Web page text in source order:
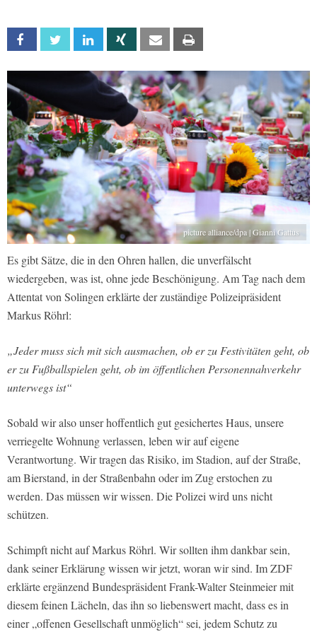
Facebook Twitter Linkedin Xing Email
picture alliance/dpa | Gianni Gattus
Es gibt Sätze, die in den Ohren hallen, die unverfälscht
wiedergeben, was ist, ohne jede Beschönigung. Am Tag nach dem
Attentat von Solingen erklärte der zuständige Polizeipräsident
Markus Röhrl:
„Jeder muss sich mit sich ausmachen, ob er zu Festivitäten geht, ob
er zu Fußballspielen geht, ob im öffentlichen Personennahverkehr
unterwegs ist“
Sobald wir also unser hoffentlich gut gesichertes Haus, unsere
verriegelte Wohnung verlassen, leben wir auf eigene
Verantwortung. Wir tragen das Risiko, im Stadion, auf der Straße,
am Bierstand, in der Straßenbahn oder im Zug erstochen zu
werden. Das müssen wir wissen. Die Polizei wird uns nicht
schützen.
Schimpft nicht auf Markus Röhrl. Wir sollten ihm dankbar sein,
dank seiner Erklärung wissen wir jetzt, woran wir sind. Im ZDF
erklärte ergänzend Bundespräsident Frank-Walter Steinmeier mit
diesem feinen Lächeln, das ihn so liebenswert macht, dass es in
einer „offenen Gesellschaft unmöglich“ sei, jedem Schutz zu